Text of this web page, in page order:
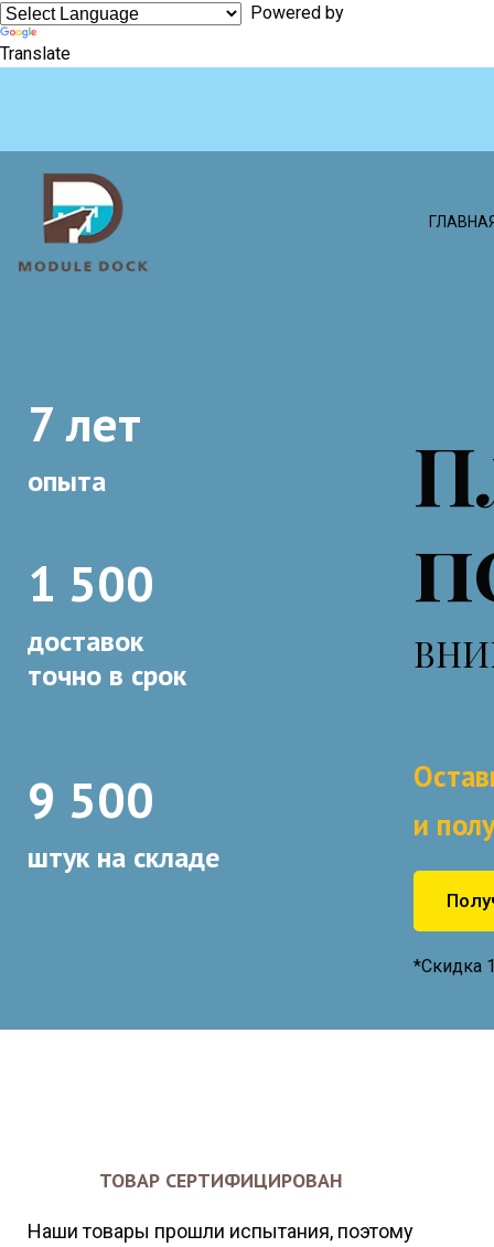
Powered by
Translate
7 лет
опыта
1 500
доставок
точно в срок
9 500
штук на складе
и
*Скидка
ТОВАР СЕРТИФИЦИРОВАН
Наши товары прошли испытания, поэтому